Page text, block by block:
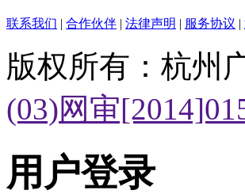
联系我们 | 合作伙伴 | 法律声明 | 服务协议 |
版权所有：杭州
(03)网审
用户登录